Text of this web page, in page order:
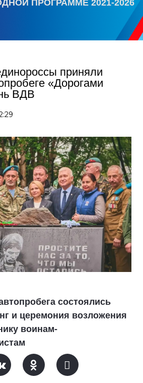
ПРОГРАММЕ 2021-2026
приняли
«Дорогами
ВДВ
состоялись
и церемония возложения
воинам-